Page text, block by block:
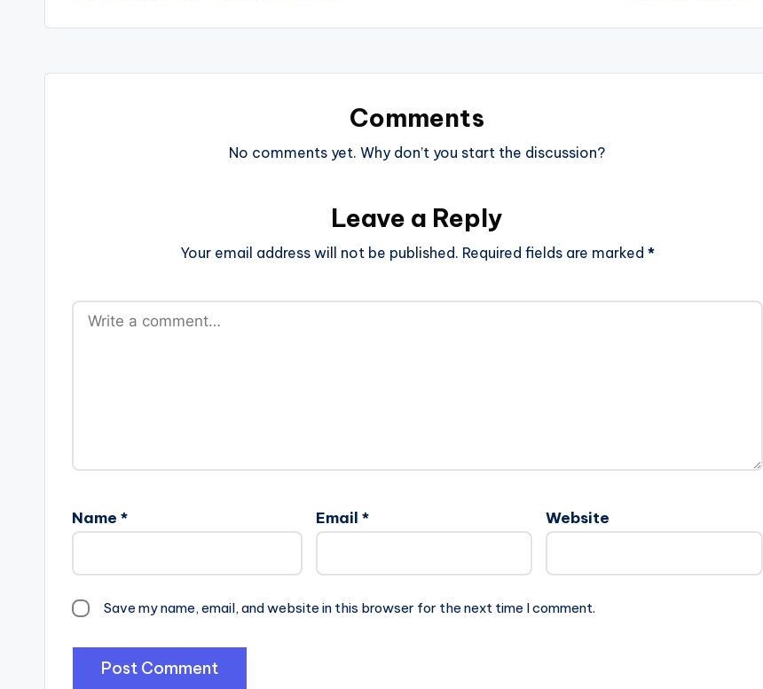
Comments
No comments yet. Why don’t you start the discussion?
Leave a Reply
Your email address will not be published. Required fields are marked *
Name * Email * Website
Save my name, email, and website in this browser for the next time I comment.